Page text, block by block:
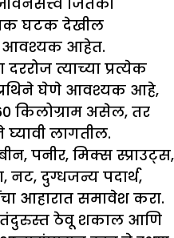
घटक देखील
आवश्यक आहेत.
दररोज त्याच्या प्रत्येक
प्रथिने घेणे आवश्यक आहे,
किलोग्राम असेल, तर
घ्यावी लागतील.
पनीर, मिक्स स्प्राउट्स,
नट, दुग्धजन्य पदार्थ,
आहारात समावेश करा.
तंदुरुस्त ठेवू शकाल आणि